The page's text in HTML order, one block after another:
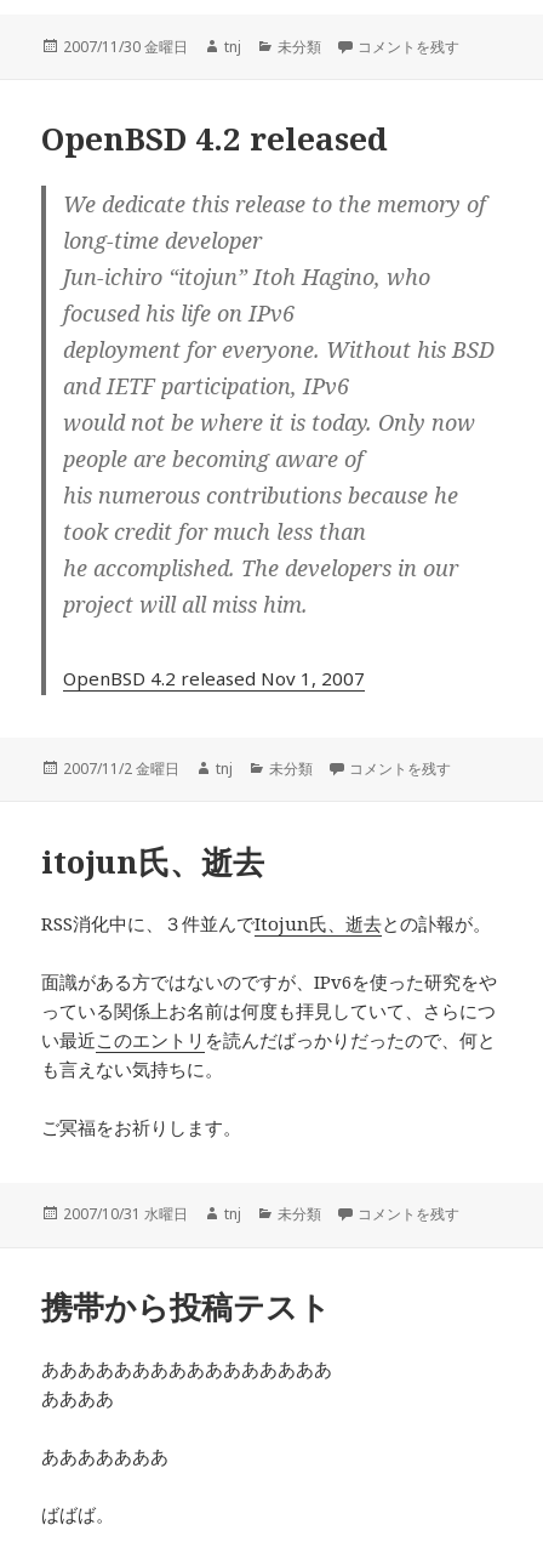
投
2007/11/30 金曜日
作
tnj
カ
ー
未分類 iGoogleの人気コンテンツ
コメントを残す
OpenBSD 4.2 released
We dedicate this release to the memory of
long-time developer
Jun-ichiro “itojun” Itoh Hagino, who
focused his life on IPv6
deployment for everyone. Without his BSD
and IETF participation, IPv6
would not be where it is today. Only now
people are becoming aware of
his numerous contributions because he
took credit for much less than
he accomplished. The developers in our
project will all miss him.
OpenBSD 4.2 released Nov 1, 2007
投
2007/11/2 金曜日
作
tnj
カ
未分類 OpenBSD 4.2 released に
コメントを残す
itojun氏、逝去
RSS消化中に、３件並んでItojun氏、逝去との訃報が。
面識がある方ではないのですが、IPv6を使った研究をや
っている関係上お名前は何度も拝見していて、さらにつ
い最近このエントリ を読んだばっかりだったので、何と
も言えない気持ちに。
ご冥福をお祈りします。
投
2007/10/31 水曜日
作
tnj
カ
ー
未分類 itojun氏、逝去 に
コメントを残す
携帯から投稿テスト
ああああああああああああああああ
ああああ
あああああああ
ばばば。